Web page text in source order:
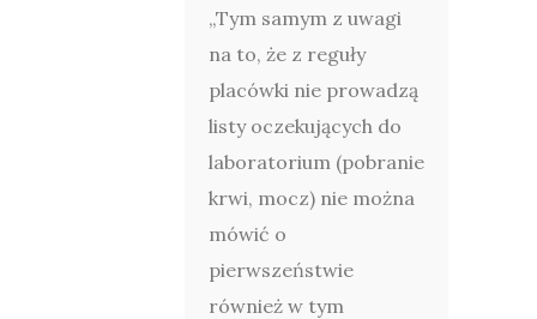
„Tym samym z uwagi
na to, że z reguły
placówki nie prowadzą
listy oczekujących do
laboratorium (pobranie
krwi, mocz) nie można
mówić o
pierwszeństwie
również w tym